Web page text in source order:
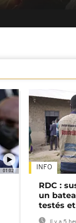
01:02 INFO
RDC :
un
testés